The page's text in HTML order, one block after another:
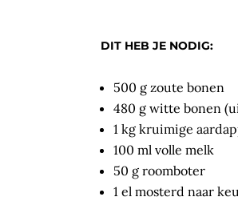
DIT HEB JE NODIG:
500 g zoute bonen
480 g witte bonen
1 kg kruimige
100 ml volle melk
50 g roomboter
1 el mosterd naar